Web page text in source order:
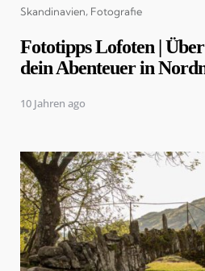
Categories
Skandinavien Fotografie
Fototipps Lofoten |
dein Abenteuer in
10 Jahren ago